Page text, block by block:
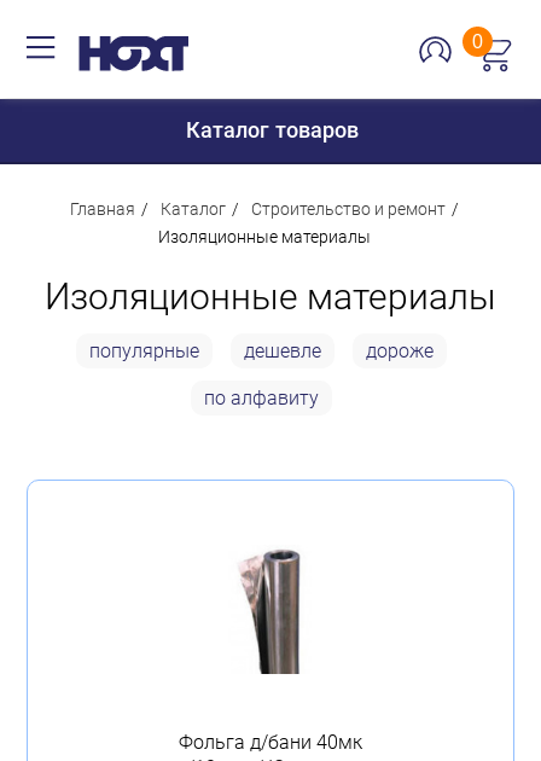
0
Каталог товаров
Для дома
Сантехника
Для дачи и отдыха
Главная Каталог
Строительство и ремонт
Изоляционные материалы
Изоляционные материалы
популярные дешевле дороже
по алфавиту
Фольга д/бани 40мк